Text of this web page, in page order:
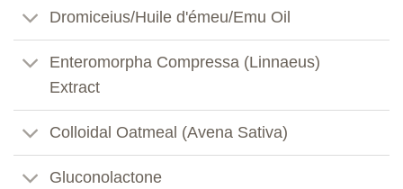
Dromiceius/Huile d'émeu/Emu Oil
Enteromorpha Compressa (Linnaeus)
Extract
Colloidal Oatmeal (Avena Sativa)
Gluconolactone